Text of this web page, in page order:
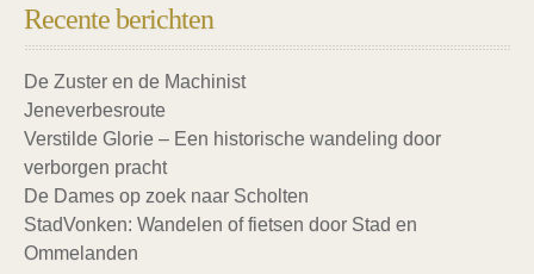
Recente berichten
De Zuster en de Machinist
Jeneverbesroute
Verstilde Glorie – Een historische wandeling door
verborgen pracht
De Dames op zoek naar Scholten
StadVonken: Wandelen of fietsen door Stad en
Ommelanden